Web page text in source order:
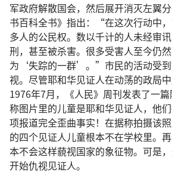
军政府解散国会，然后展开消灭左翼
书百科全书》指出：“在这次行动中
多人的公民权。数以千计的人未经审
刑，甚至被杀害。很多受害人至今仍
为‘失踪的一群’。”市民的活动受到
视。尽管耶和华见证人在动荡的政局
1976年7月，《人民》周刊发表了一
称图片里的儿童是耶和华见证人，他
项报道完全歪曲事实！在据称拍摄该
的四个见证人儿童根本不在学校里。
本不会这样藐视国家的象征物。可是
开始仇视见证人。